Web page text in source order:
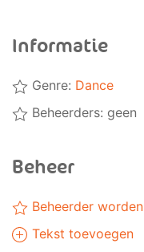
Informatie
Genre: Dance
Beheerders: geen
Beheer
Beheerder worden
Tekst toevoegen